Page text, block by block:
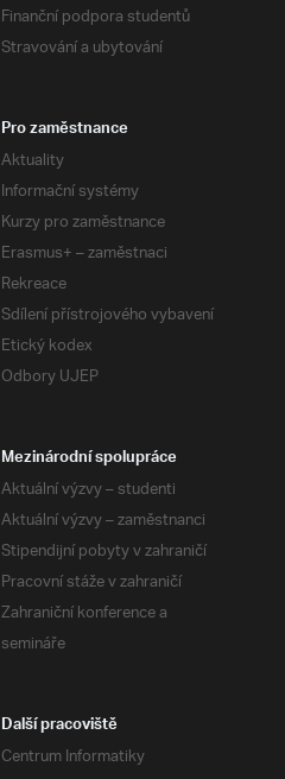
Finanční podpora studentů
Stravování a ubytování
Pro zaměstnance
Aktuality
Informační systémy
Kurzy pro zaměstnance
Erasmus+ – zaměstnaci
Rekreace
Sdílení přístrojového vybavení
Etický kodex
Odbory UJEP
Mezinárodní spolupráce
Aktuální výzvy – studenti
Aktuální výzvy – zaměstnanci
Stipendijní pobyty v zahraničí
Pracovní stáže v zahraničí
Zahraniční konference a
semináře
Další pracoviště
Centrum Informatiky